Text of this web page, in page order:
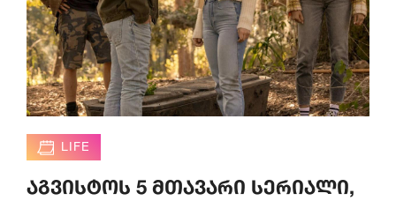
LIFE
აგვისტოს 5 მთავარი სერიალი,